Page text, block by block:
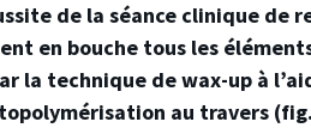
de la séance clinique de
en bouche tous les
la technique de wax-up à
au travers